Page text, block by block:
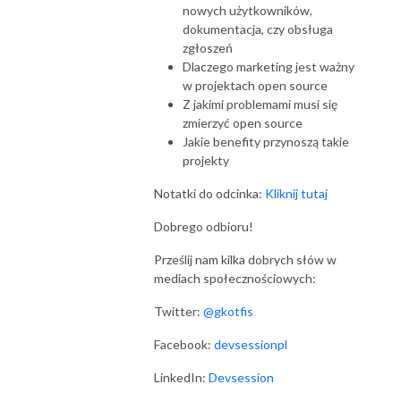
nowych użytkowników,
dokumentacja, czy obsługa
zgłoszeń
Dlaczego marketing jest ważny
w projektach open source
Z jakimi problemami musi się
zmierzyć open source
Jakie benefity przynoszą takie
projekty
Notatki do odcinka: Kliknij tutaj
Dobrego odbioru!
Prześlij nam kilka dobrych słów w
mediach społecznościowych:
Twitter: @gkotfis
Facebook: devsessionpl
LinkedIn: Devsession